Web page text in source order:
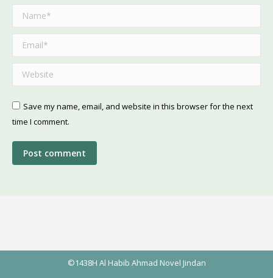
Name *
Email *
Website
Save my name, email, and website in this browser for the next
time I comment.
Post comment
©1438H Al Habib Ahmad Novel Jindan